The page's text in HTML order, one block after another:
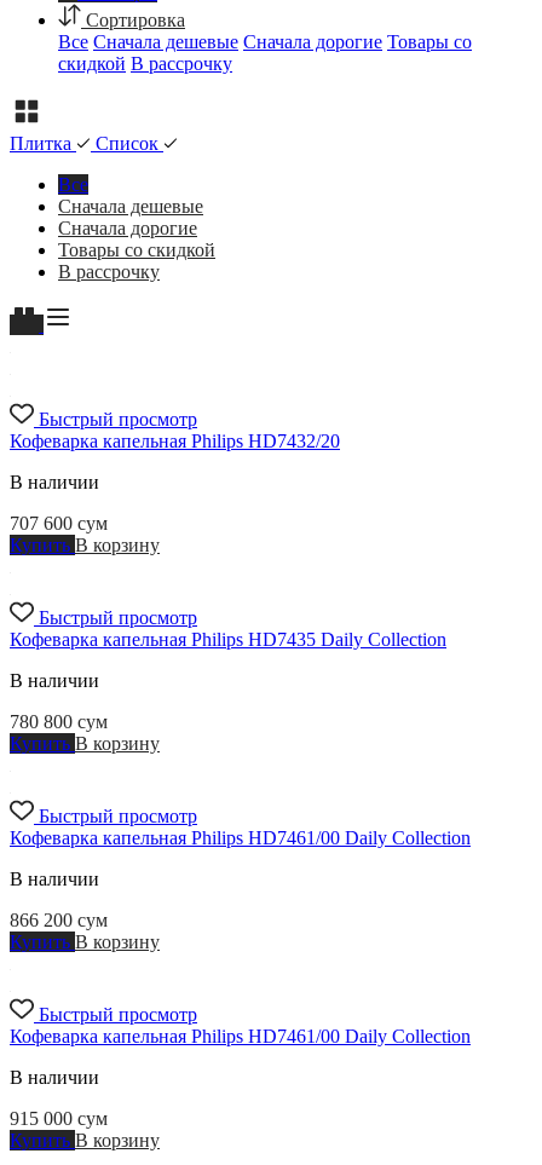
Сортировка
Все Сначала дешевые Сначала дорогие Товары со
скидкой В рассрочку
Плитка
Список
Все
Сначала дешевые
Сначала дорогие
Товары со скидкой
В рассрочку
Быстрый просмотр
Кофеварка капельная Philips HD7432/20
В наличии
707 600 сум
Купить В корзину
Быстрый просмотр
Кофеварка капельная Philips HD7435 Daily Collection
В наличии
780 800 сум
Купить В корзину
Быстрый просмотр
Кофеварка капельная Philips HD7461/00 Daily Collection
В наличии
866 200 сум
Купить В корзину
Быстрый просмотр
Кофеварка капельная Philips HD7461/00 Daily Collection
В наличии
915 000 сум
Купить В корзину